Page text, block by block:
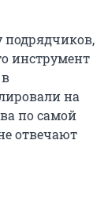
подрядчиков,
инструмент
на
по самой
отвечают